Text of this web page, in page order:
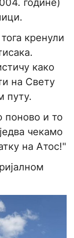
године)
кренули
како
на Свету
путу.
и то
чекамо
на Атос!"